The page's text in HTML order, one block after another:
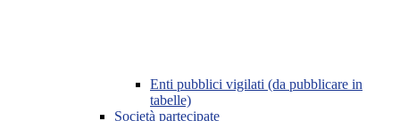
Enti pubblici vigilati (da pubblicare in
tabelle)
Società partecipate